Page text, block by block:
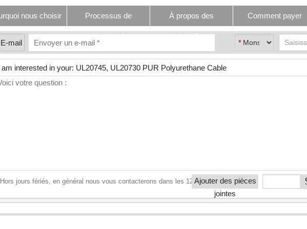
nous choisir Processus de
commande
À propos des
échantillons
Comment payer
E-mail *
Hors jours fériés, en général nous vous contacterons dans les 12 heuresAjouter des pièces
jointes